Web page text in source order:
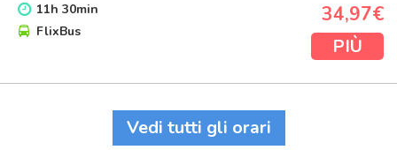
11h 30min
FlixBus
34,97€
PIÙ
Vedi tutti gli orari